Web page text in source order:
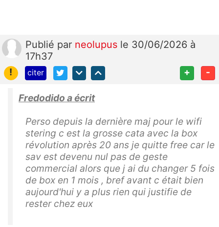
Publié par neolupus le 30/06/2026 à
17h37
!
citer + -
Fredodido a écrit
Perso depuis la dernière maj pour le wifi
stering c est la grosse cata avec la box
révolution après 20 ans je quitte free car le
sav est devenu nul pas de geste
commercial alors que j ai du changer 5 fois
de box en 1 mois , bref avant c était bien
aujourd'hui y a plus rien qui justifie de
rester chez eux